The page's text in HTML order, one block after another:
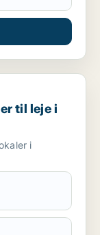
til leje i
i